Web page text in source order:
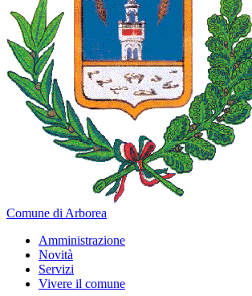
Comune di Arborea
Amministrazione
Novità
Servizi
Vivere il comune